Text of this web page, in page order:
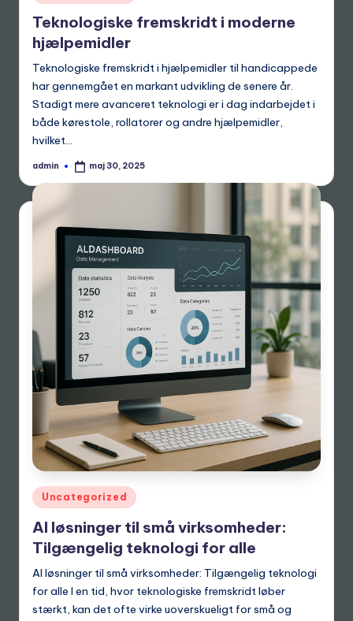
in
Teknologiske fremskridt i moderne
hjælpemidler
Teknologiske fremskridt i hjælpemidler til handicappede
har gennemgået en markant udvikling de senere år.
Stadigt mere avanceret teknologi er i dag indarbejdet i
både kørestole, rollatorer og andre hjælpemidler,
hvilket…
Posted
admin maj 30, 2025
Posted
in
Uncategorized
AI løsninger til små virksomheder:
Tilgængelig teknologi for alle
AI løsninger til små virksomheder: Tilgængelig teknologi
for alle I en tid, hvor teknologiske fremskridt løber
stærkt, kan det ofte virke uoverskueligt for små og